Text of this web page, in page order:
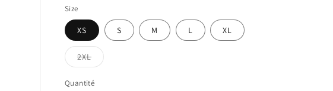
Size
XS S M L XL
2XLVariante
épuisée
indisponible
Quantité